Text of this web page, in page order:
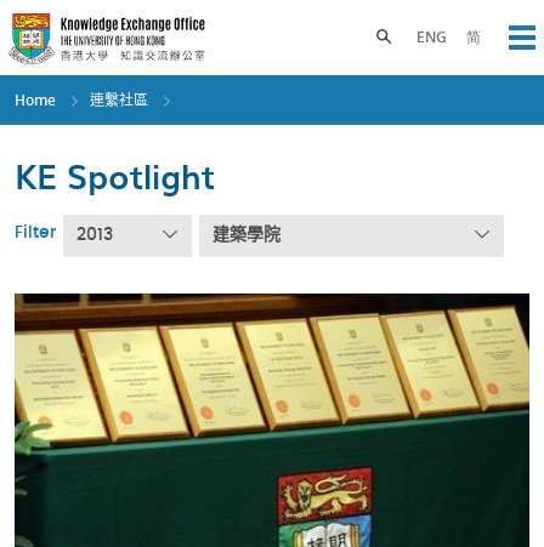
Skip
to
main
content
ENG 简
Toggle search panel
Home 連繫社區
KE Spotlight
Filter 2013 建築學院